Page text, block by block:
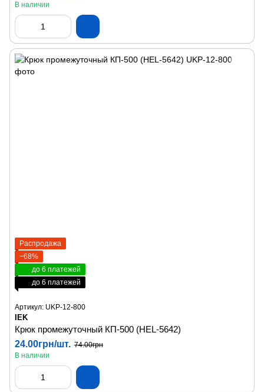
В наличии
Распродажа
−68%
до 6 платежей
до 6 платежей
Артикул: UKP-12-800
IEK
Крюк промежуточный КП-500 (HEL-5642)
24.00грн/шт. 74.00грн
В наличии